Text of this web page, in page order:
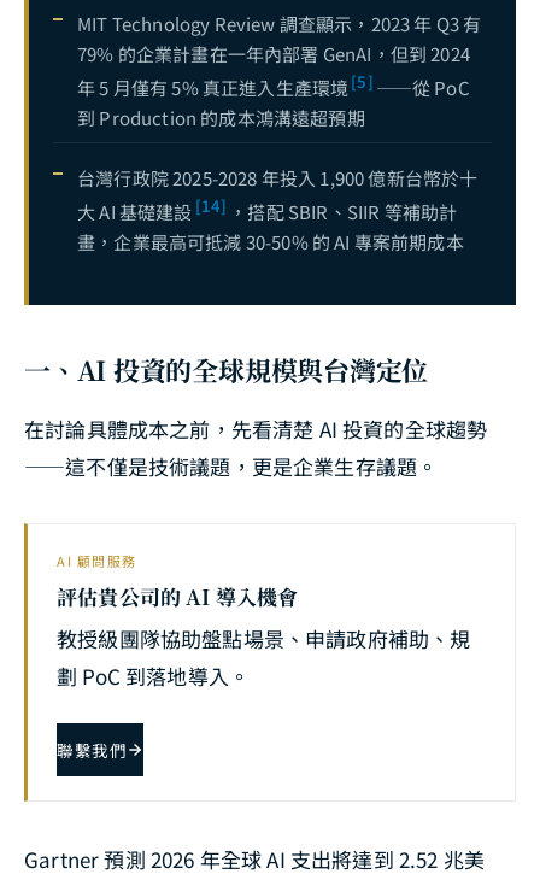
18 CTO 決策指南——AI Agent 時代的企業技術架構選型：自建、SaaS 還是混合部署？
MIT Technology Review 調查顯示，2023 年 Q3 有
79% 的企業計畫在一年內部署 GenAI，但到 2024
年 5 月僅有 5% 真正進入生產環境 [5] ——從 PoC
到 Production 的成本鴻溝遠超預期
台灣行政院 2025-2028 年投入 1,900 億新台幣於十
大 AI 基礎建設 [14] ，搭配 SBIR、SIIR 等補助計
畫，企業最高可抵減 30-50% 的 AI 專案前期成本
一、AI 投資的全球規模與台灣定位
在討論具體成本之前，先看清楚 AI 投資的全球趨勢
——這不僅是技術議題，更是企業生存議題。
AI 顧問服務
評估貴公司的 AI 導入機會
教授級團隊協助盤點場景、申請政府補助、規
劃 PoC 到落地導入。
聯繫我們
Gartner 預測 2026 年全球 AI 支出將達到 2.52 兆美